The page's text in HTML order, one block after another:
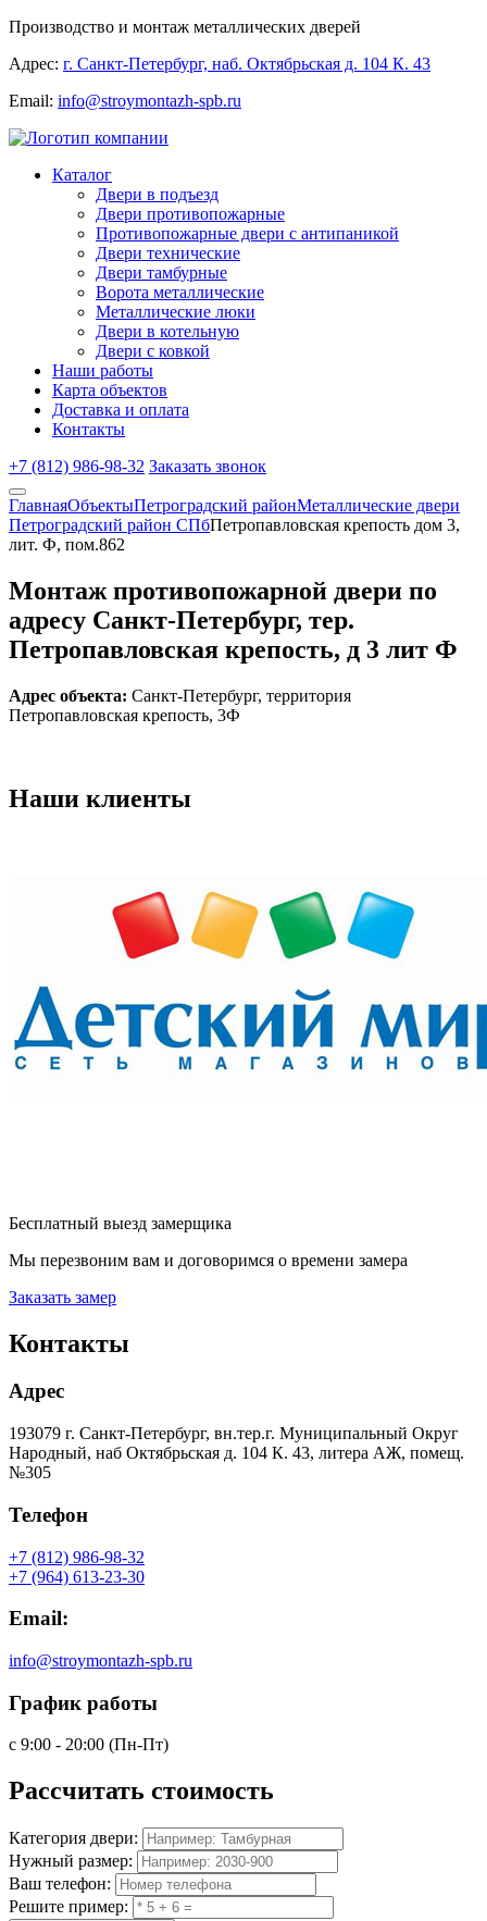
Производство и монтаж металлических дверей
Адрес: г. Санкт-Петербург, наб. Октябрьская д. 104 К. 43
Email: info@stroymontazh-spb.ru
Каталог
Двери в подъезд
Двери противопожарные
Противопожарные двери с антипаникой
Двери технические
Двери тамбурные
Ворота металлические
Металлические люки
Двери в котельную
Двери с ковкой
Наши работы
Карта объектов
Доставка и оплата
Контакты
+7 (812) 986-98-32 Заказать звонок
ГлавнаяОбъектыПетроградский районМеталлические двери
Петроградский район СПбПетропавловская крепость дом 3,
лит. Ф, пом.862
Монтаж противопожарной двери по
адресу Санкт-Петербург, тер.
Петропавловская крепость, д 3 лит Ф
Адрес объекта: Санкт-Петербург, территория
Петропавловская крепость, 3Ф
Наши клиенты
Бесплатный выезд замерщика
Мы перезвоним вам и договоримся о времени замера
Заказать замер
Контакты
Адрес
193079 г. Санкт-Петербург, вн.тер.г. Муниципальный Округ
Народный, наб Октябрьская д. 104 К. 43, литера АЖ, помещ.
№305
Телефон
+7 (812) 986-98-32
+7 (964) 613-23-30
Email:
info@stroymontazh-spb.ru
График работы
с 9:00 - 20:00 (Пн-Пт)
Рассчитать стоимость
Категория двери:
Нужный размер:
Ваш телефон:
Решите пример: